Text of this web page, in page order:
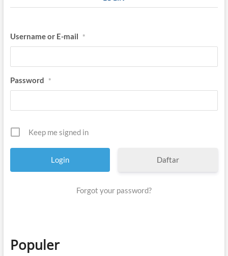
Username or E-mail *
Password *
Keep me signed in
Daftar
Forgot your password?
Populer